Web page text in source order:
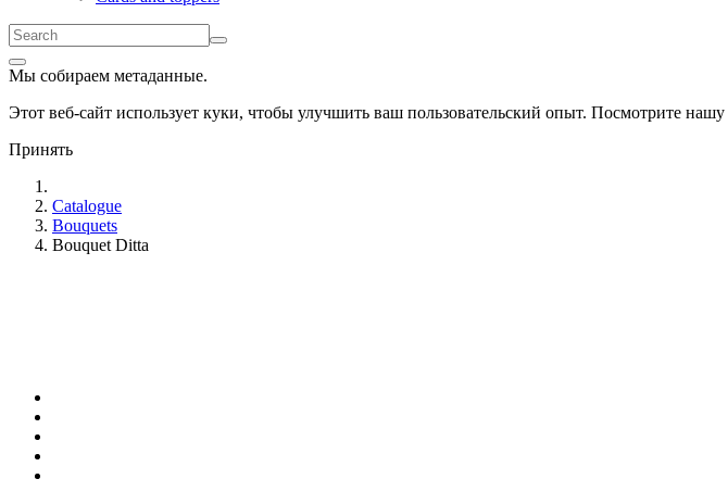
Мы собираем метаданные.
Этот веб-сайт использует куки, чтобы улучшить ваш пользовательский опыт. Посмотрите нашу
Принять
Catalogue
Bouquets
Bouquet Ditta